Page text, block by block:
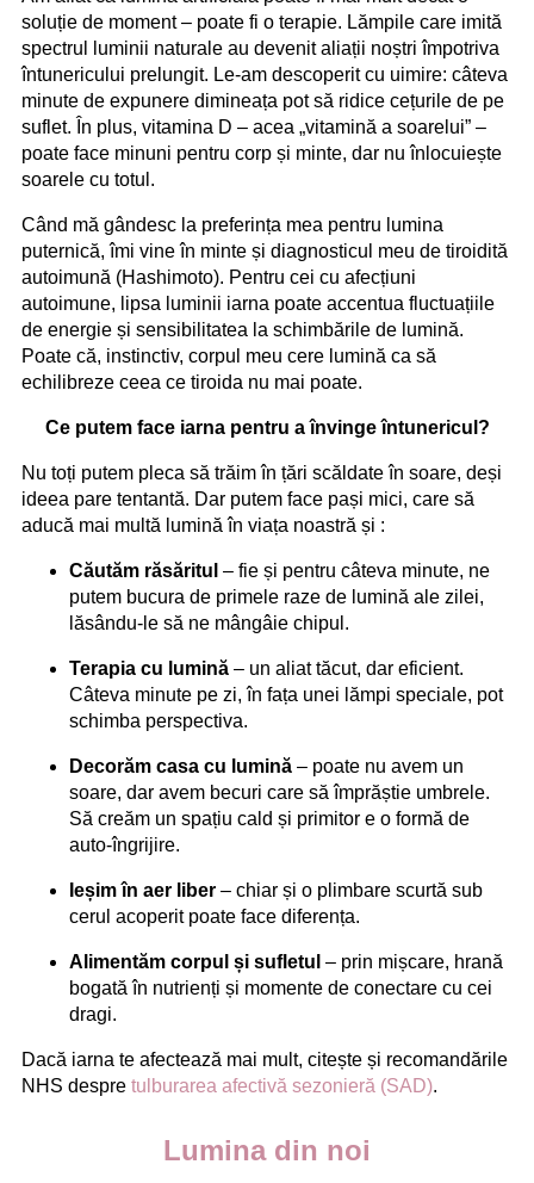
soluție de moment – poate fi o terapie. Lămpile care imită
spectrul luminii naturale au devenit aliații noștri împotriva
întunericului prelungit. Le-am descoperit cu uimire: câteva
minute de expunere dimineața pot să ridice cețurile de pe
suflet. În plus, vitamina D – acea „vitamină a soarelui” –
poate face minuni pentru corp și minte, dar nu înlocuiește
soarele cu totul.
Când mă gândesc la preferința mea pentru lumina
puternică, îmi vine în minte și diagnosticul meu de tiroidită
autoimună (Hashimoto). Pentru cei cu afecțiuni
autoimune, lipsa luminii iarna poate accentua fluctuațiile
de energie și sensibilitatea la schimbările de lumină.
Poate că, instinctiv, corpul meu cere lumină ca să
echilibreze ceea ce tiroida nu mai poate.
Ce putem face iarna pentru a învinge întunericul?
Nu toți putem pleca să trăim în țări scăldate în soare, deși
ideea pare tentantă. Dar putem face pași mici, care să
aducă mai multă lumină în viața noastră și :
Căutăm răsăritul – fie și pentru câteva minute, ne
putem bucura de primele raze de lumină ale zilei,
lăsându-le să ne mângâie chipul.
Terapia cu lumină – un aliat tăcut, dar eficient.
Câteva minute pe zi, în fața unei lămpi speciale, pot
schimba perspectiva.
Decorăm casa cu lumină – poate nu avem un
soare, dar avem becuri care să împrăștie umbrele.
Să creăm un spațiu cald și primitor e o formă de
auto-îngrijire.
Ieșim în aer liber – chiar și o plimbare scurtă sub
cerul acoperit poate face diferența.
Alimentăm corpul și sufletul – prin mișcare, hrană
bogată în nutrienți și momente de conectare cu cei
dragi.
Dacă iarna te afectează mai mult, citește și recomandările
NHS despre tulburarea afectivă sezonieră (SAD).
Lumina din noi